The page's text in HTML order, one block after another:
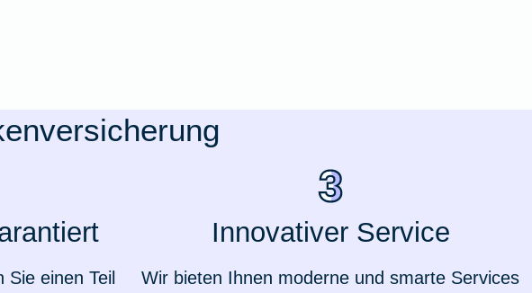
einen Teil
Innovativer Service
Wir bieten Ihnen moderne und smarte Services